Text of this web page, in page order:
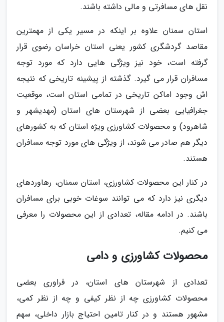
نقل های مسافرتی و مالی داشته باشند.
استان سمنان علاوه بر اینکه در مسیر یکی از مهمترین
مقاصد گردشگری کشور یعنی استان خراسان رضوی قرار
گرفته است، خود نیز ویژگی هایی دارد که مورد توجه
مسافران قرار می گیرد. گذشته از پیشینه تاریخی که نتیجه
اش وجود اماکن تاریخی در تمامی استان است، موقعیت
جغرافیایی بعضی از شهرستان های استان (مهدیشهر و
شاهرود) و محصولات کشاورزی ویژه استان که به کشورهای
دیگر هم صادر می شوند، از ویژگی های مورد توجه مسافران
هستند.
در کنار این محصولات کشاورزی، استان سمنان، رهاوردهای
دیگری نیز دارد که می توانند سوغات خوبی برای مسافران
باشند. در ادامه مقاله، تعدادی از این محصولات را معرفی
می کنیم.
محصولات کشاورزی و دامی
تعدادی از شهرستان های استان، در فراوری بعضی
محصولات کشاورزی چه از نظر کیفی و چه از نظر کمی،
مشهور هستند و در کنار تامین احتیاج بازار داخلی، سهم